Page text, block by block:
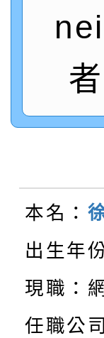
動
轉
城
畫
轉
劇
表
轉
敬
【
學
結
【
學
結
【
學
結
【
學
結
轉
賽
轉
本名：
出生年
現職：
任職公